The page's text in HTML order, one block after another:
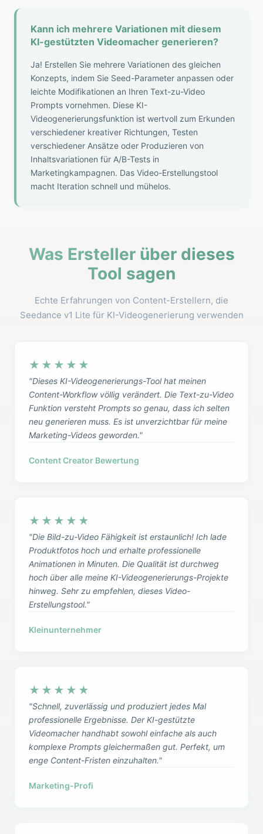
Kann ich mehrere Variationen mit diesem
KI-gestützten Videomacher generieren?
Ja! Erstellen Sie mehrere Variationen des gleichen
Konzepts, indem Sie Seed-Parameter anpassen oder
leichte Modifikationen an Ihren Text-zu-Video
Prompts vornehmen. Diese KI-
Videogenerierungsfunktion ist wertvoll zum Erkunden
verschiedener kreativer Richtungen, Testen
verschiedener Ansätze oder Produzieren von
Inhaltsvariationen für A/B-Tests in
Marketingkampagnen. Das Video-Erstellungstool
macht Iteration schnell und mühelos.
Was Ersteller über dieses
Tool sagen
Echte Erfahrungen von Content-Erstellern, die
Seedance v1 Lite für KI-Videogenerierung verwenden
★★★★★
"Dieses KI-Videogenerierungs-Tool hat meinen
Content-Workflow völlig verändert. Die Text-zu-Video
Funktion versteht Prompts so genau, dass ich selten
neu generieren muss. Es ist unverzichtbar für meine
Marketing-Videos geworden."
Content Creator Bewertung
★★★★★
"Die Bild-zu-Video Fähigkeit ist erstaunlich! Ich lade
Produktfotos hoch und erhalte professionelle
Animationen in Minuten. Die Qualität ist durchweg
hoch über alle meine KI-Videogenerierungs-Projekte
hinweg. Sehr zu empfehlen, dieses Video-
Erstellungstool."
Kleinunternehmer
★★★★★
"Schnell, zuverlässig und produziert jedes Mal
professionelle Ergebnisse. Der KI-gestützte
Videomacher handhabt sowohl einfache als auch
komplexe Prompts gleichermaßen gut. Perfekt, um
enge Content-Fristen einzuhalten."
Marketing-Profi